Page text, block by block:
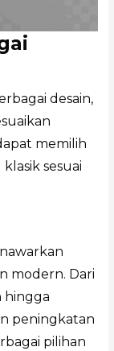
desain,
memilih
sesuai
modern. Dari
hingga
peningkatan
pilihan